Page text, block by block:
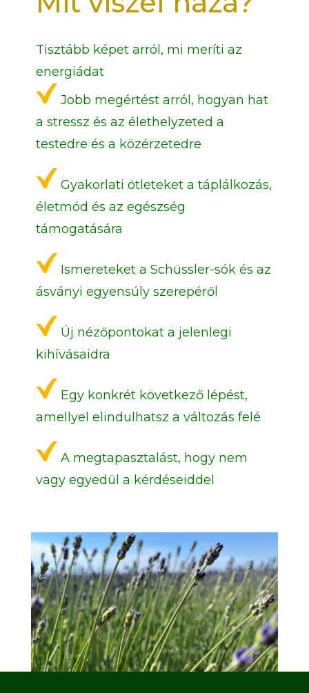
Tisztább képet arról, mi meríti az
energiádat
Jobb megértést arról, hogyan hat
a stressz és az élethelyzeted a
testedre és a közérzetedre
Gyakorlati ötleteket a táplálkozás,
életmód és az egészség
támogatására
Ismereteket a Schüssler-sók és az
ásványi egyensúly szerepéről
Új nézőpontokat a jelenlegi
kihívásaidra
Egy konkrét következő lépést,
amellyel elindulhatsz a változás felé
A megtapasztalást, hogy nem
vagy egyedül a kérdéseiddel